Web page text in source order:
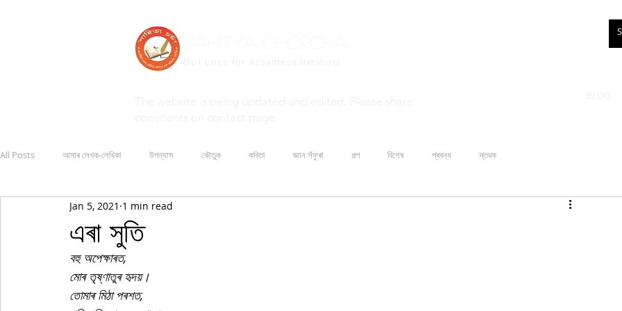
All Posts আমাৰ লেখক-লেখিকা উপন্যাস কৌতুক কবিতা জ্ঞান সঁফুৰা গল্প বিশেষ প্ৰবন্ধ স্তৱক
এৰা সুতি
Jan 5, 2021 1 min read
বহু অপেক্ষাৰত,
মোৰ তৃষ্ণাতুৰ হৃদয়।
তোমাৰ মিঠা পৰশত,